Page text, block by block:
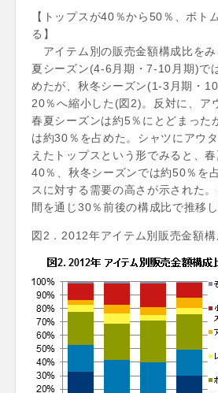
【トップスが40％から50％、ボト
る】
アイテム別の販売金額構成比を
夏シーズン(4-6月期・7-10月期)で
めたが、秋冬シーズン(1-3月期・
20％へ縮小した(図2)。反対に、ア
春夏シーズンは約5％にとどまった
は約30％を占めた。シャツにアウ
えたトップスという形でみると、
40％、秋冬シーズンでは約50％を
スに対する需要の高さが示された
間を通じ30％前後の構成比で推移し
図2．2012年アイテム別販売金額構